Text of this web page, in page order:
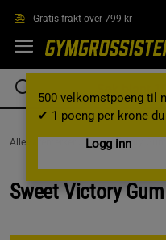
Gratis frakt over 799 kr
500 velkomstpoeng til
✔ 1 poeng per krone
Logg inn
AlleVaremerker / Sweet Victory Gum
Sweet Victory Gum